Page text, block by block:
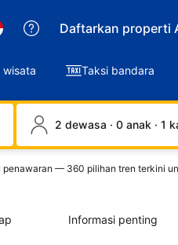
Daftarkan properti
wisata Taksi bandara
2 dewasa · 0 anak · 1
— 360 pilihan tren terkini
Informasi penting